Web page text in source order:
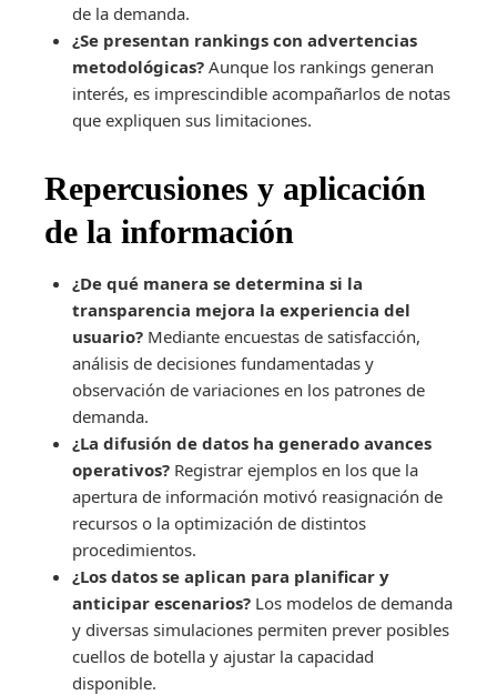
de la demanda.
¿Se presentan rankings con advertencias
metodológicas? Aunque los rankings generan
interés, es imprescindible acompañarlos de notas
que expliquen sus limitaciones.
Repercusiones y aplicación
de la información
¿De qué manera se determina si la
transparencia mejora la experiencia del
usuario? Mediante encuestas de satisfacción,
análisis de decisiones fundamentadas y
observación de variaciones en los patrones de
demanda.
¿La difusión de datos ha generado avances
operativos? Registrar ejemplos en los que la
apertura de información motivó reasignación de
recursos o la optimización de distintos
procedimientos.
¿Los datos se aplican para planificar y
anticipar escenarios? Los modelos de demanda
y diversas simulaciones permiten prever posibles
cuellos de botella y ajustar la capacidad
disponible.